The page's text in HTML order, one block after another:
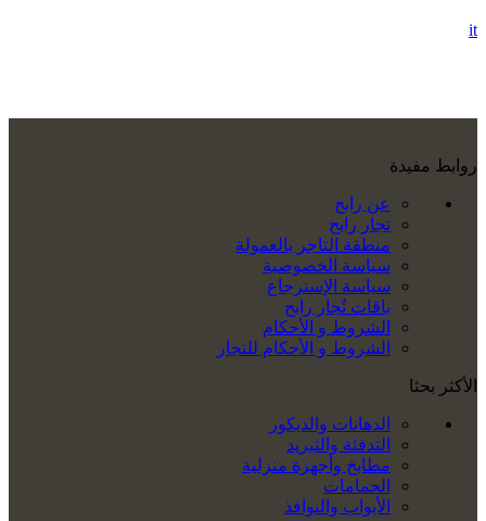
it
روابط مفيدة
عن رابح
تجار رابح
منطقة التاجر بالعمولة
سياسة الخصوصية
سياسة الإسترجاع
باقات تُجار رابح
الشروط و الأحكام
الشروط و الأحكام للتجار
الأكثر بحثا
الدهانات والديكور
التدفئة والتبريد
مطابخ وأجهزة منزلية
الحمامات
الأبواب والنوافذ